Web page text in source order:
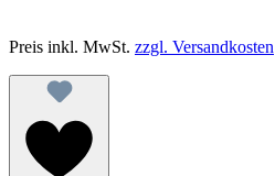
Preis inkl. MwSt. zzgl. Versandkosten